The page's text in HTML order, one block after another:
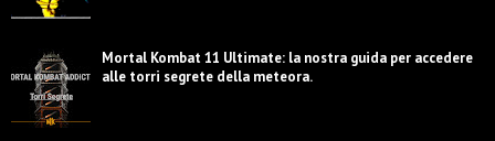
Mortal Kombat 11 Ultimate: la nostra guida per accedere
alle torri segrete della meteora.